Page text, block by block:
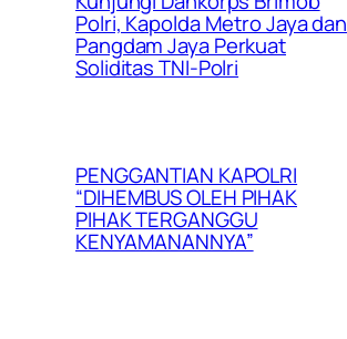
Polri, Kapolda Metro Jaya dan
Pangdam Jaya Perkuat
Soliditas TNI-Polri
PENGGANTIAN KAPOLRI
“DIHEMBUS OLEH PIHAK
PIHAK TERGANGGU
KENYAMANANNYA”